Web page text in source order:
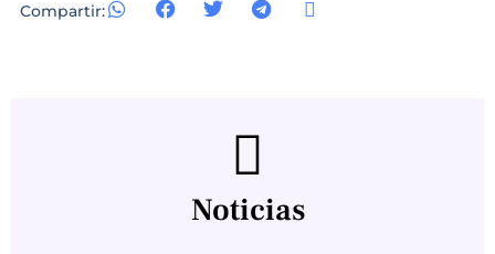
Compartir:
Noticias